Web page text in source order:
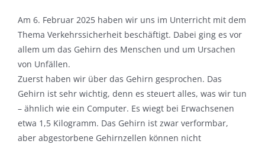
Am 6. Februar 2025 haben wir uns im Unterricht mit dem
Thema Verkehrssicherheit beschäftigt. Dabei ging es vor
allem um das Gehirn des Menschen und um Ursachen
von Unfällen.
Zuerst haben wir über das Gehirn gesprochen. Das
Gehirn ist sehr wichtig, denn es steuert alles, was wir tun
– ähnlich wie ein Computer. Es wiegt bei Erwachsenen
etwa 1,5 Kilogramm. Das Gehirn ist zwar verformbar,
aber abgestorbene Gehirnzellen können nicht